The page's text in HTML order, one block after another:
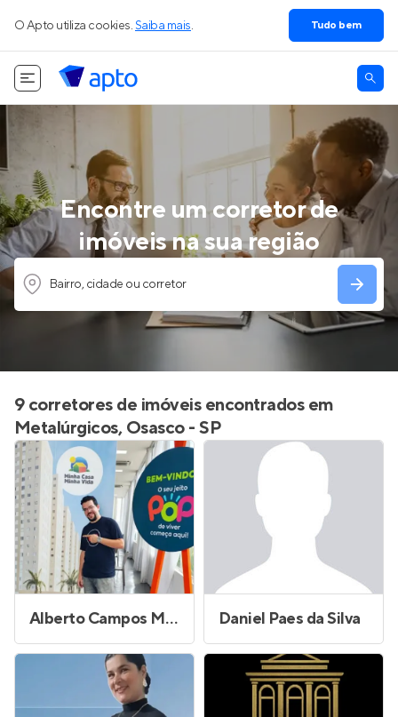
O Apto utiliza cookies. Saiba mais. Tudo bem
Encontre um corretor de
imóveis na sua região
Bairro, cidade ou corretor
9 corretores de imóveis encontrados em
Metalúrgicos, Osasco - SP
Alberto Campos Moraes Daniel Paes da Silva